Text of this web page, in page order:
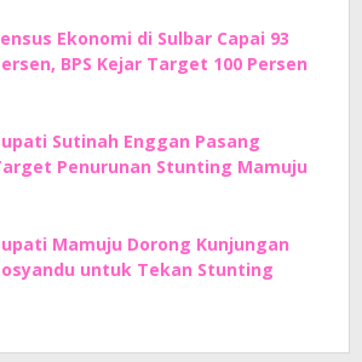
Ekonomi di Sulbar Capai 93
BPS Kejar Target 100 Persen
Sutinah Enggan Pasang
Penurunan Stunting Mamuju
Mamuju Dorong Kunjungan
untuk Tekan Stunting